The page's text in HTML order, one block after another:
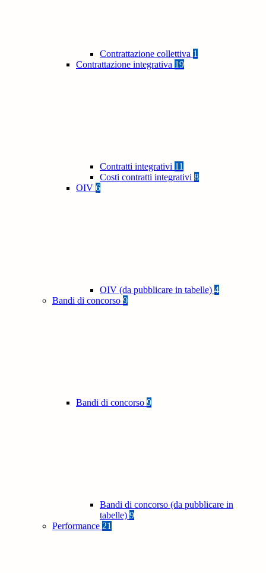
Contrattazione collettiva 1
Contrattazione integrativa 19
Contratti integrativi 11
Costi contratti integrativi 8
OIV 6
OIV (da pubblicare in tabelle) 4
Bandi di concorso 9
Bandi di concorso 9
Bandi di concorso (da pubblicare in
tabelle) 9
Performance 21